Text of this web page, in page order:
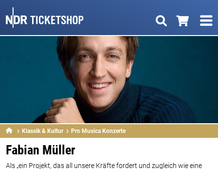
Klassik & Kultur Pro Musica Konzerte
Fabian Müller
Als „ein Projekt, das all unsere Kräfte fordert und zugleich wie eine